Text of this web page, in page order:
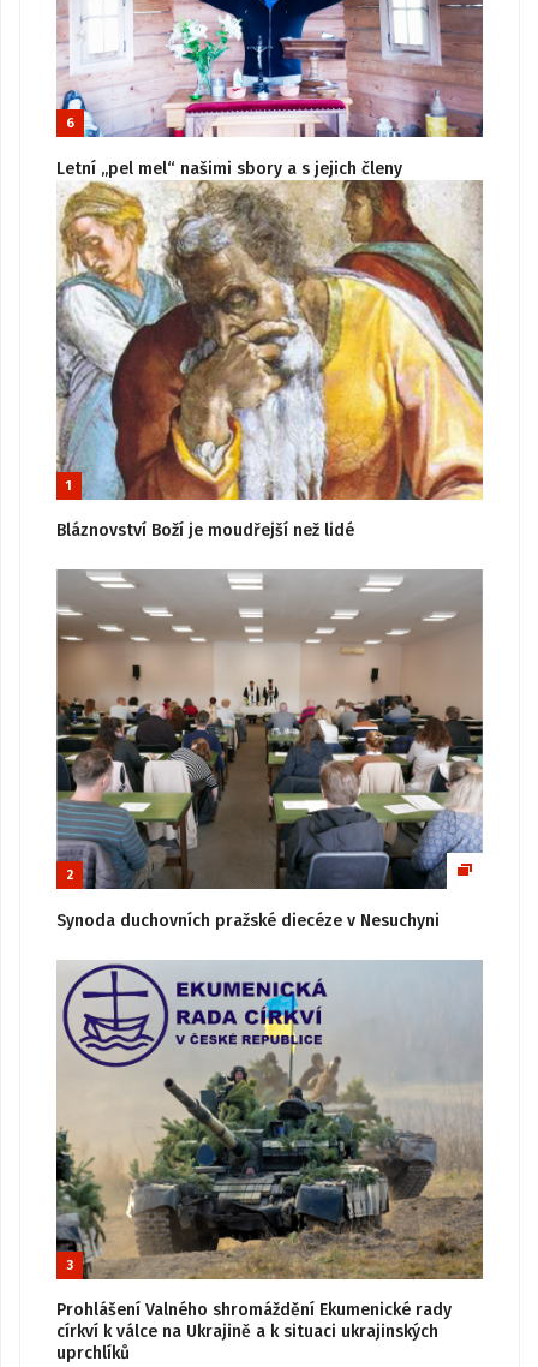
6
Letní „pel mel“ našimi sbory a s jejich členy
1
Bláznovství Boží je moudřejší než lidé
2
Synoda duchovních pražské diecéze v Nesuchyni
3
Prohlášení Valného shromáždění Ekumenické rady
církví k válce na Ukrajině a k situaci ukrajinských
uprchlíků